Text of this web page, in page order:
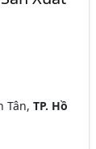
Tân,TP. Hồ